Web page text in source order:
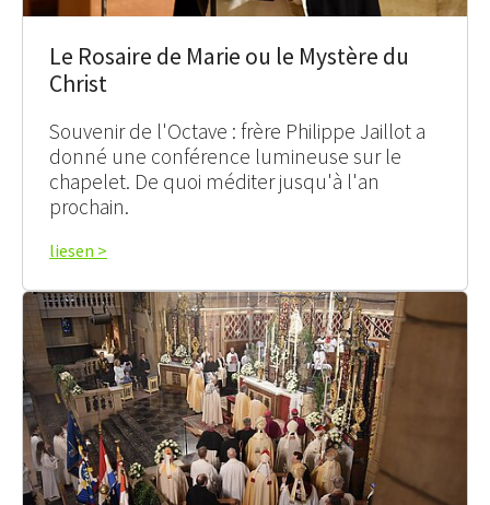
Le Rosaire de Marie ou le Mystère du
Christ
Souvenir de l'Octave : frère Philippe Jaillot a
donné une conférence lumineuse sur le
chapelet. De quoi méditer jusqu'à l'an
prochain.
liesen >